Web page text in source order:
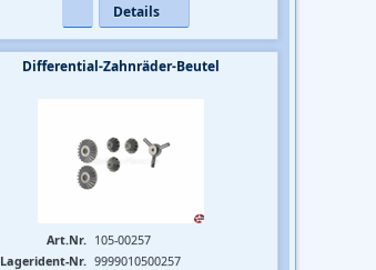
Details
Differential-Zahnräder-Beutel
Art.Nr. 105-00257
Lagerident-Nr. 9999010500257